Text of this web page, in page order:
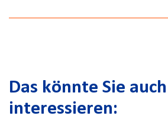
Das könnte Sie auch
interessieren: